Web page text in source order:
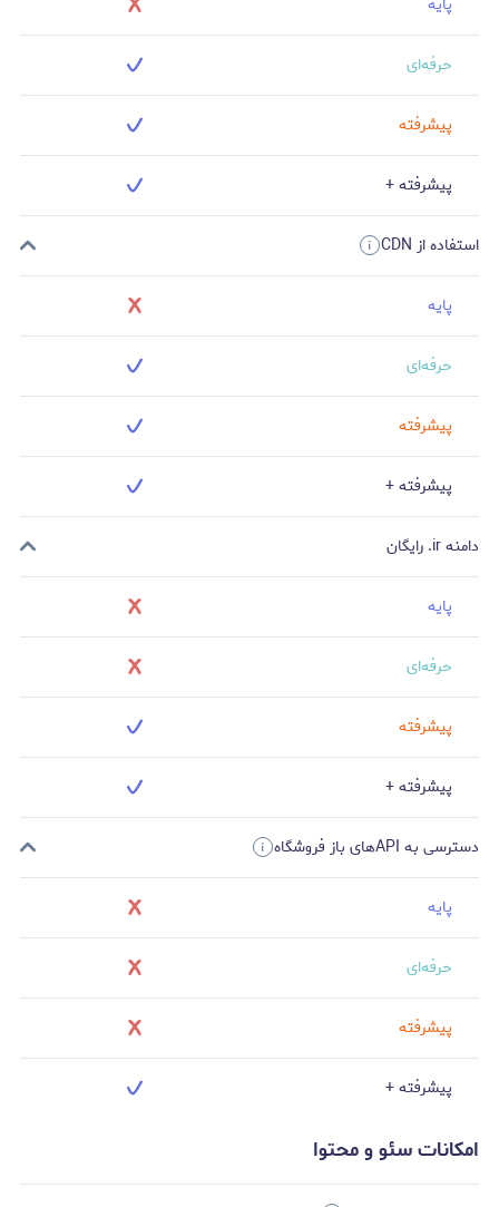
حرفه‌ای
پیشرفته
پیشرفته +
استفاده از CDN
پایه
حرفه‌ای
پیشرفته
پیشرفته +
دامنه ir. رایگان
پایه
حرفه‌ای
پیشرفته
پیشرفته +
دسترسی به APIهای باز فروشگاه
پایه
حرفه‌ای
پیشرفته
پیشرفته +
امکانات سئو و محتوا